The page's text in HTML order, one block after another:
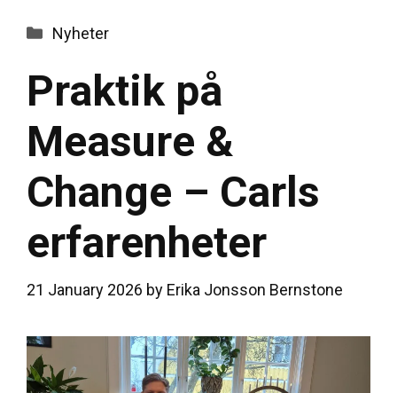
Categories
Nyheter
Praktik på
Measure &
Change – Carls
erfarenheter
21 January 2026 by Erika Jonsson Bernstone